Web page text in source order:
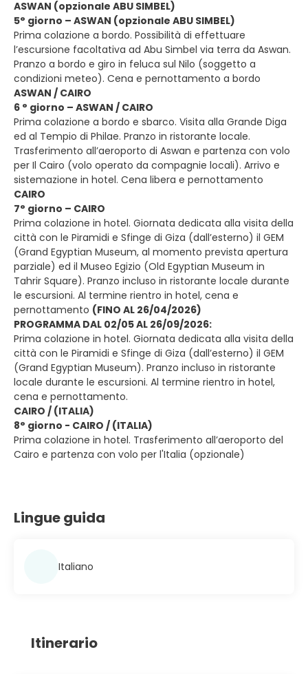
ASWAN (opzionale ABU SIMBEL)
5° giorno – ASWAN (opzionale ABU SIMBEL)
Prima colazione a bordo. Possibilità di effettuare
l’escursione facoltativa ad Abu Simbel via terra da Aswan.
Pranzo a bordo e giro in feluca sul Nilo (soggetto a
condizioni meteo). Cena e pernottamento a bordo
ASWAN / CAIRO
6 ° giorno – ASWAN / CAIRO
Prima colazione a bordo e sbarco. Visita alla Grande Diga
ed al Tempio di Philae. Pranzo in ristorante locale.
Trasferimento all’aeroporto di Aswan e partenza con volo
per Il Cairo (volo operato da compagnie locali). Arrivo e
sistemazione in hotel. Cena libera e pernottamento
CAIRO
7° giorno – CAIRO
Prima colazione in hotel. Giornata dedicata alla visita della
città con le Piramidi e Sfinge di Giza (dall’esterno) il GEM
(Grand Egyptian Museum, al momento prevista apertura
parziale) ed il Museo Egizio (Old Egyptian Museum in
Tahrir Square). Pranzo incluso in ristorante locale durante
le escursioni. Al termine rientro in hotel, cena e
pernottamento (FINO AL 26/04/2026)
PROGRAMMA DAL 02/05 AL 26/09/2026:
Prima colazione in hotel. Giornata dedicata alla visita della
città con le Piramidi e Sfinge di Giza (dall’esterno) il GEM
(Grand Egyptian Museum). Pranzo incluso in ristorante
locale durante le escursioni. Al termine rientro in hotel,
cena e pernottamento.
CAIRO / (ITALIA)
8° giorno - CAIRO / (ITALIA)
Prima colazione in hotel. Trasferimento all’aeroporto del
Cairo e partenza con volo per l'Italia (opzionale)
Lingue guida
Italiano
Itinerario